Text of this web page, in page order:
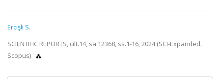
Ercişli S.
SCIENTIFIC REPORTS, cilt.14, sa.12368, ss.1-16, 2024 (SCI-Expanded,
Scopus)